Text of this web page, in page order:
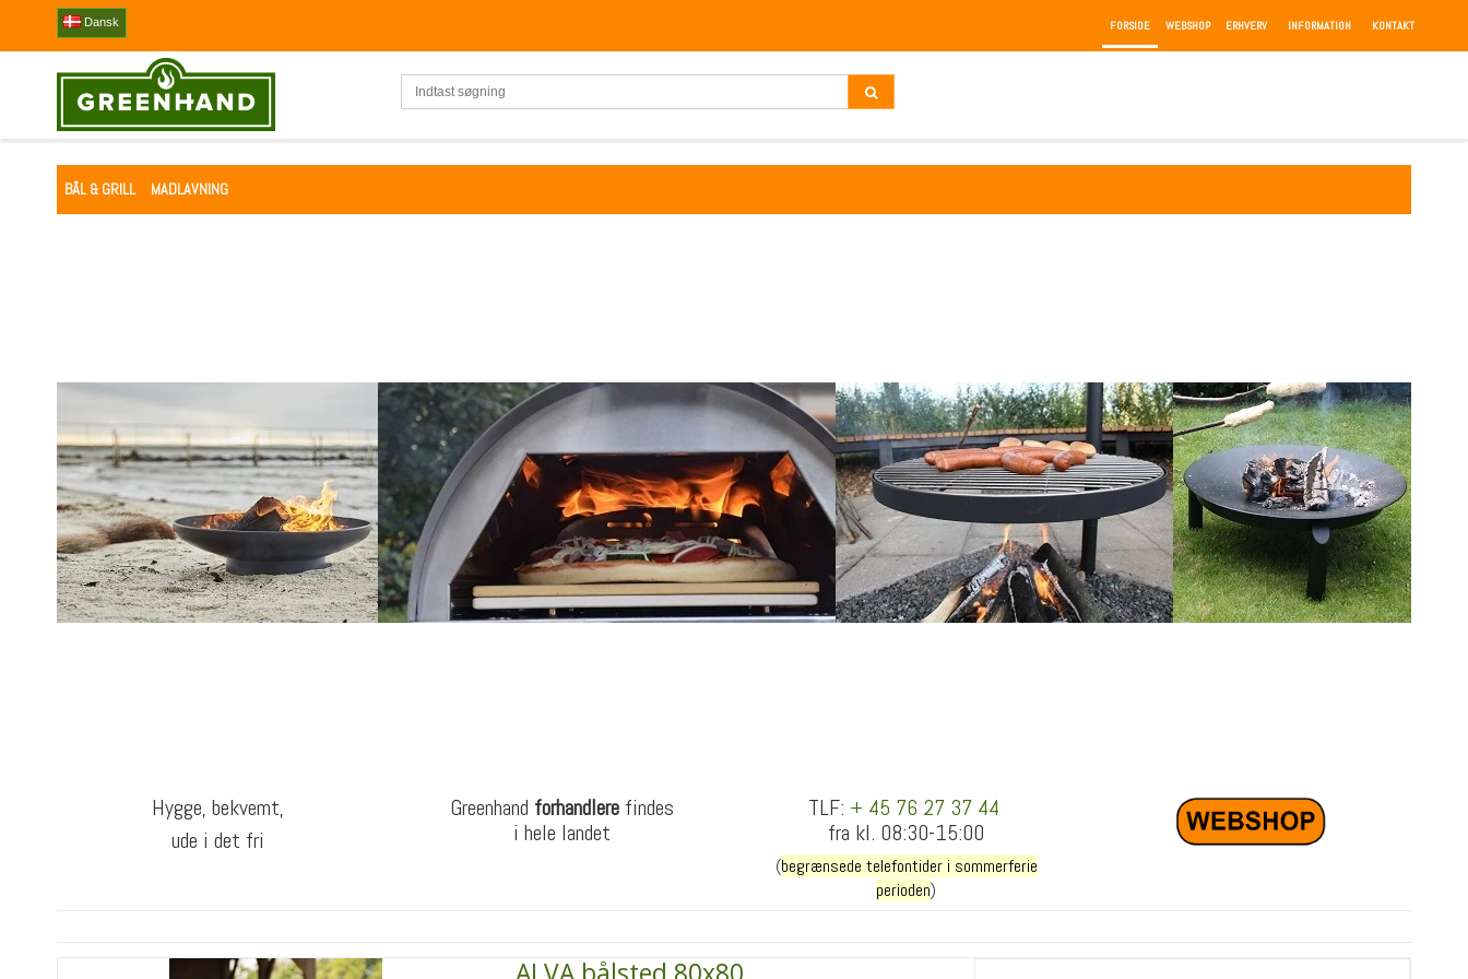
Dansk FORSIDE WEBSHOP ERHVERV INFORMATION KONTAKT
BÅL & GRILL MADLAVNING
Hygge, bekvemt,
ude i det fri
Greenhand forhandlere findes
i hele landet
TLF: + 45 76 27 37 44
fra kl. 08:30-15:00
(begrænsede telefontider i sommerferie
perioden)